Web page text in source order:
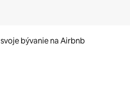
bývanie na Airbnb